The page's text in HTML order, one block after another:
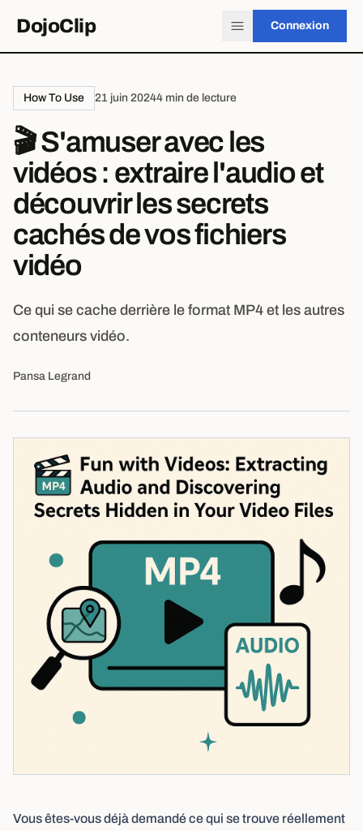
DojoClip Connexion
How To Use 21 juin 20244 min de lecture
🎬 S'amuser avec les
vidéos : extraire l'audio et
découvrir les secrets
cachés de vos fichiers
vidéo
Ce qui se cache derrière le format MP4 et les autres
conteneurs vidéo.
Pansa Legrand
Vous êtes-vous déjà demandé ce qui se trouve réellement